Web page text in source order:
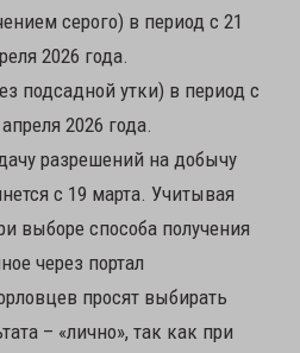
серого) в период с 21
2026 года.
подсадной утки) в период с
2026 года.
разрешений на добычу
с 19 марта. Учитывая
выборе способа получения
через портал
просят выбирать
– «лично», так как при